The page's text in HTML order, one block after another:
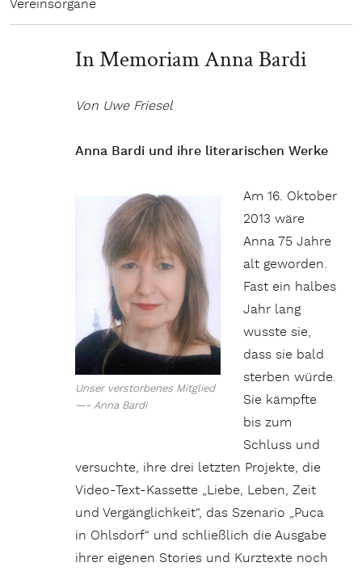
Vereinsorgane
In Memoriam Anna Bardi
Von Uwe Friesel
Anna Bardi und ihre literarischen Werke
Unser verstorbenes Mitglied
—- Anna Bardi
Am 16. Oktober
2013 wäre
Anna 75 Jahre
alt geworden.
Fast ein halbes
Jahr lang
wusste sie,
dass sie bald
sterben würde.
Sie kämpfte
bis zum
Schluss und
versuchte, ihre drei letzten Projekte, die
Video-Text-Kassette „Liebe, Leben, Zeit
und Vergänglichkeit“, das Szenario „Puca
in Ohlsdorf“ und schließlich die Ausgabe
ihrer eigenen Stories und Kurztexte noch